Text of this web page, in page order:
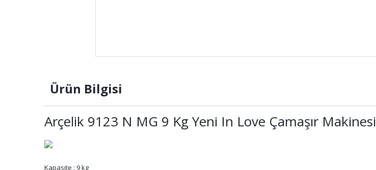
Ürün Bilgisi
Arçelik 9123 N MG 9 Kg Yeni In Love Çamaşır Makinesi
Kapasite : 9 kg